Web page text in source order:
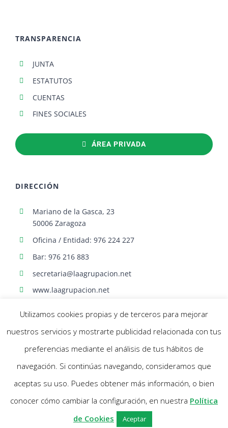
TRANSPARENCIA
JUNTA
ESTATUTOS
CUENTAS
FINES SOCIALES
ÁREA PRIVADA
DIRECCIÓN
Mariano de la Gasca, 23
50006 Zaragoza
Oficina / Entidad: 976 224 227
Bar: 976 216 883
secretaria@laagrupacion.net
www.laagrupacion.net
© Agrupación Artística Aragonesa | Todos los derechos reservados |
Política Cookies- Aviso Legal |Diseño web Netymedia
Facebook
X Instagram
Utilizamos cookies propias y de terceros para mejorar
nuestros servicios y mostrarte publicidad relacionada con tus
preferencias mediante el análisis de tus hábitos de
navegación. Si continúas navegando, consideramos que
aceptas su uso. Puedes obtener más información, o bien
conocer cómo cambiar la configuración, en nuestra Política
de Cookies
Aceptar